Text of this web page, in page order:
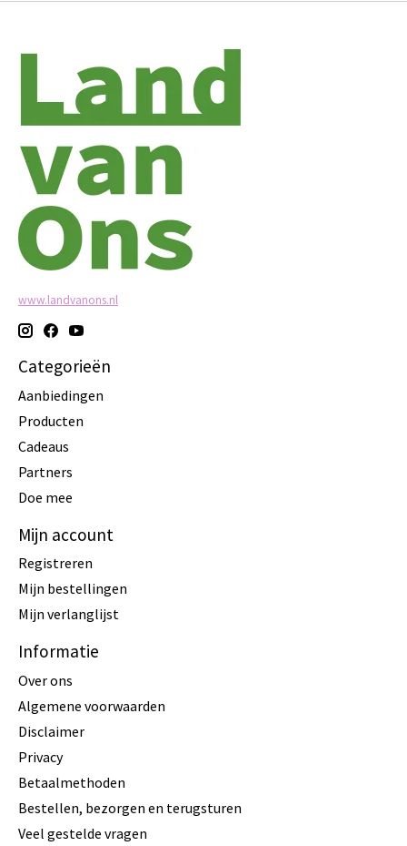
www.landvanons.nl
Categorieën
Aanbiedingen
Producten
Cadeaus
Partners
Doe mee
Mijn account
Registreren
Mijn bestellingen
Mijn verlanglijst
Informatie
Over ons
Algemene voorwaarden
Disclaimer
Privacy
Betaalmethoden
Bestellen, bezorgen en terugsturen
Veel gestelde vragen